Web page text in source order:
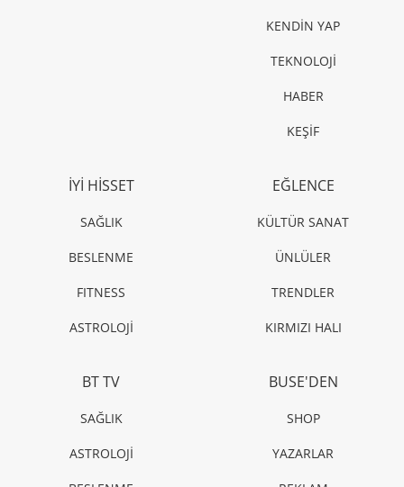
KENDİN YAP
TEKNOLOJİ
HABER
KEŞİF
İYİ HİSSET
SAĞLIK
BESLENME
FITNESS
ASTROLOJİ
EĞLENCE
KÜLTÜR SANAT
ÜNLÜLER
TRENDLER
KIRMIZI HALI
BT TV
SAĞLIK
ASTROLOJİ
BUSE'DEN
SHOP
YAZARLAR